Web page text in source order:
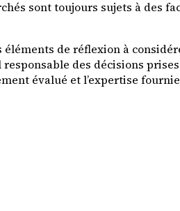
sont toujours sujets à des
de réflexion à
des décisions
évalué et l’expertise